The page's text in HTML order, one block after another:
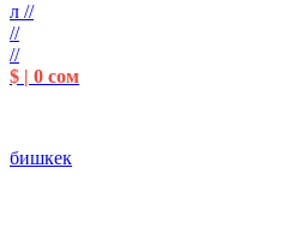
л //
//
//
$ | 0 сом
бишкек